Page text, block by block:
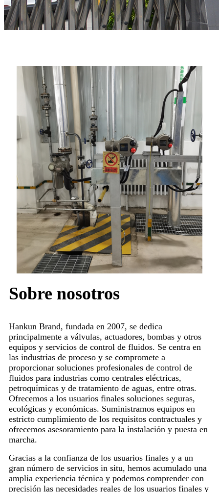
Sobre nosotros
Hankun Brand, fundada en 2007, se dedica
principalmente a válvulas, actuadores, bombas y otros
equipos y servicios de control de fluidos. Se centra en
las industrias de proceso y se compromete a
proporcionar soluciones profesionales de control de
fluidos para industrias como centrales eléctricas,
petroquímicas y de tratamiento de aguas, entre otras.
Ofrecemos a los usuarios finales soluciones seguras,
ecológicas y económicas. Suministramos equipos en
estricto cumplimiento de los requisitos contractuales y
ofrecemos asesoramiento para la instalación y puesta en
marcha.
Gracias a la confianza de los usuarios finales y a un
gran número de servicios in situ, hemos acumulado una
amplia experiencia técnica y podemos comprender con
precisión las necesidades reales de los usuarios finales y